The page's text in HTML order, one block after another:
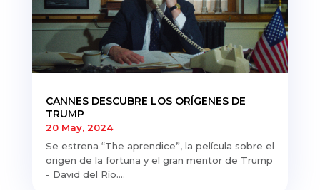
CANNES DESCUBRE LOS ORÍGENES DE
TRUMP
20 May, 2024
Se estrena “The aprendice”, la película sobre el
origen de la fortuna y el gran mentor de Trump
- David del Río....